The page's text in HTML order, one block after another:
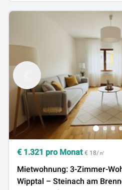
€ 1.321 pro Monat € 18/㎡
Mietwohnung: 3-Zimmer-
Wipptal – Steinach am